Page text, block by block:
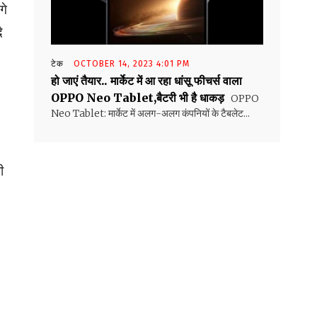
टेक OCTOBER 14, 2023 4:01 PM
हो जाएं तैयार.. मार्केट में आ रहा धांसू फीचर्स वाला
OPPO Neo Tablet,बैटरी भी है धाकड़ OPPO
Neo Tablet: मार्केट में अलग-अलग कंपनियों के टैबलेट...